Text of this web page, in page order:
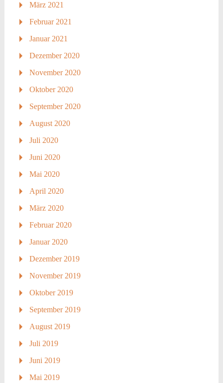
März 2021
Februar 2021
Januar 2021
Dezember 2020
November 2020
Oktober 2020
September 2020
August 2020
Juli 2020
Juni 2020
Mai 2020
April 2020
März 2020
Februar 2020
Januar 2020
Dezember 2019
November 2019
Oktober 2019
September 2019
August 2019
Juli 2019
Juni 2019
Mai 2019